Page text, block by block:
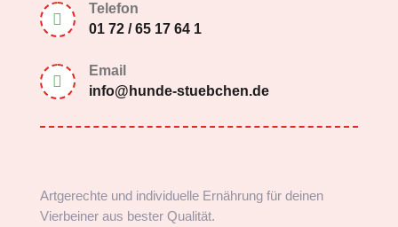

Telefon
01 72 / 65 17 64 1

Email
info@hunde-stuebchen.de
Artgerechte und individuelle Ernährung für deinen
Vierbeiner aus bester Qualität.